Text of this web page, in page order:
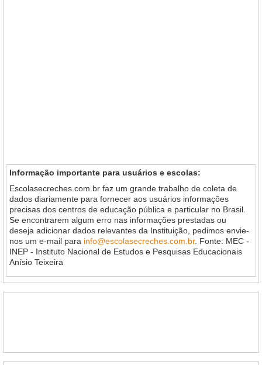
Informação importante para usuários e escolas:
Escolasecreches.com.br faz um grande trabalho de coleta de
dados diariamente para fornecer aos usuários informações
precisas dos centros de educação pública e particular no Brasil.
Se encontrarem algum erro nas informações prestadas ou
deseja adicionar dados relevantes da Instituição, pedimos envie-
nos um e-mail para info@escolasecreches.com.br. Fonte: MEC -
INEP - Instituto Nacional de Estudos e Pesquisas Educacionais
Anísio Teixeira